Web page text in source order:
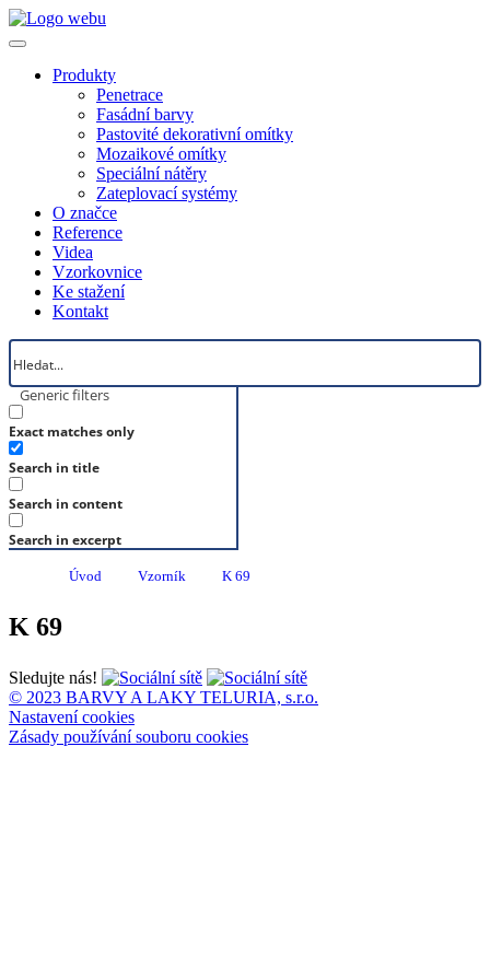
Produkty
Penetrace
Fasádní barvy
Pastovité dekorativní omítky
Mozaikové omítky
Speciální nátěry
Zateplovací systémy
O značce
Reference
Videa
Vzorkovnice
Ke stažení
Kontakt
Generic filters
Exact matches only
Search in title
Search in content
Search in excerpt
Úvod Vzorník K 69
K 69
Sledujte nás!
© 2023 BARVY A LAKY TELURIA, s.r.o.
Nastavení cookies
Zásady používání souboru cookies